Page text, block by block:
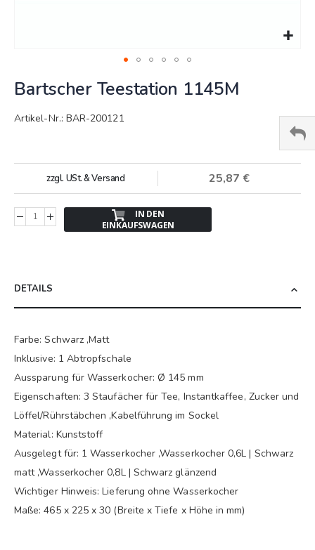
zum
der
Bartscher Teestation 1145M
Artikel-Nr.: BAR-200121
25,87 €
zzgl. USt. & Versand
IN DEN
EINKAUFSWAGEN
DETAILS
Farbe: Schwarz ,Matt
Inklusive: 1 Abtropfschale
Aussparung für Wasserkocher: Ø 145 mm
Eigenschaften: 3 Staufächer für Tee, Instantkaffee, Zucker und
Löffel/Rührstäbchen ,Kabelführung im Sockel
Material: Kunststoff
Ausgelegt für: 1 Wasserkocher ,Wasserkocher 0,6L | Schwarz
matt ,Wasserkocher 0,8L | Schwarz glänzend
Wichtiger Hinweis: Lieferung ohne Wasserkocher
Maße: 465 x 225 x 30 (Breite x Tiefe x Höhe in mm)